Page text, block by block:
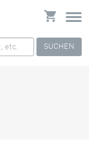
SUCHEN